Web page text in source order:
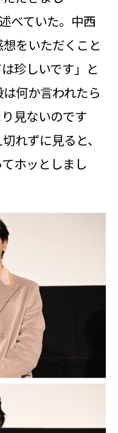
べていた。中西
をいただくこと
珍しいです」と
何か言われたら
見ないのです
れずに見ると、
ホッとしまし